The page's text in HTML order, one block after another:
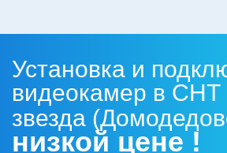
Установка и
видеокамер в СНТ
звезда
низкой цене !